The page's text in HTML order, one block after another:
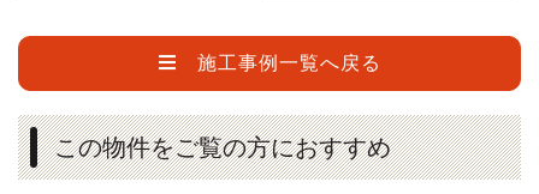
施工事例一覧へ戻る
この物件をご覧の方におすすめ